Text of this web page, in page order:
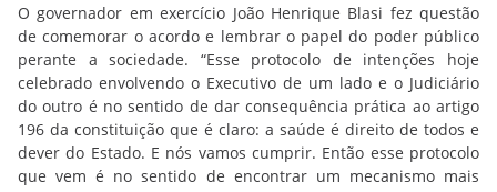
O governador em exercício João Henrique Blasi fez questão
de comemorar o acordo e lembrar o papel do poder público
perante a sociedade. “Esse protocolo de intenções hoje
celebrado envolvendo o Executivo de um lado e o Judiciário
do outro é no sentido de dar consequência prática ao artigo
196 da constituição que é claro: a saúde é direito de todos e
dever do Estado. E nós vamos cumprir. Então esse protocolo
que vem é no sentido de encontrar um mecanismo mais